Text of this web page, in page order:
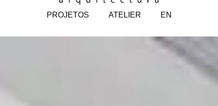
PROJETOS ATELIER EN